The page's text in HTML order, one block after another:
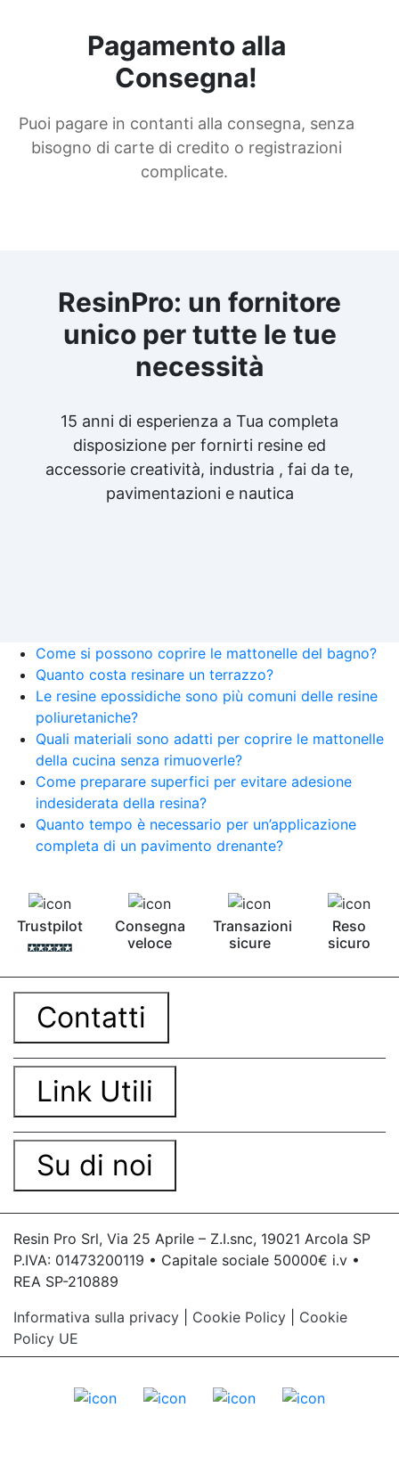
Pagamento alla
Consegna!
Puoi pagare in contanti alla consegna, senza
bisogno di carte di credito o registrazioni
complicate.
ResinPro: un fornitore
unico per tutte le tue
necessità
15 anni di esperienza a Tua completa
disposizione per fornirti resine ed
accessorie creatività, industria , fai da te,
pavimentazioni e nautica
Come si possono coprire le mattonelle del bagno?
Quanto costa resinare un terrazzo?
Le resine epossidiche sono più comuni delle resine
poliuretaniche?
Quali materiali sono adatti per coprire le mattonelle
della cucina senza rimuoverle?
Come preparare superfici per evitare adesione
indesiderata della resina?
Quanto tempo è necessario per un’applicazione
completa di un pavimento drenante?
Trustpilot
Consegna
veloce
Transazioni
sicure
Reso
sicuro
Contatti
Link Utili
Su di noi
Resin Pro Srl, Via 25 Aprile – Z.I.snc, 19021 Arcola SP
P.IVA: 01473200119 • Capitale sociale 50000€ i.v •
REA SP-210889
Informativa sulla privacy
Cookie Policy
Cookie
Policy UE